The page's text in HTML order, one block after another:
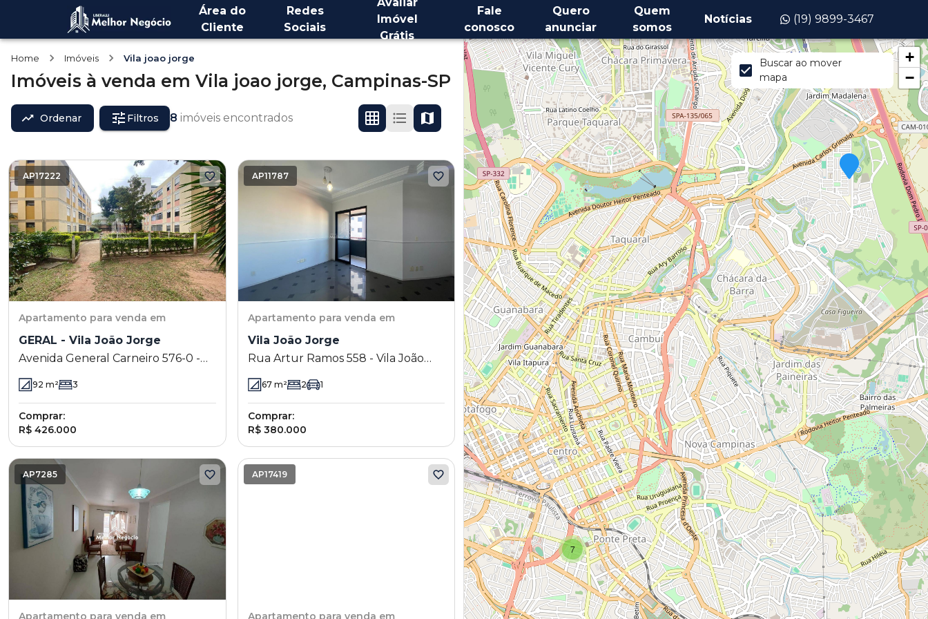
Área do
Cliente
Redes
Sociais
Imóvel
Grátis
Fale
conosco
Quero
anunciar
Quem
somos
Notícias (19) 9899-3467
Home Imóveis Vila joao jorge
Imóveis à venda em Vila joao jorge, Campinas-SP
Ordenar Filtros 8 imóveis encontrados
AP17222
Apartamento para venda em
GERAL - Vila João Jorge
Avenida General Carneiro 576-0 -
92 m² 3
Comprar:
R$ 426.000
AP11787
Apartamento para venda em
Vila João Jorge
Rua Artur Ramos 558 - Vila João
67m² 2 1
Comprar:
R$ 380.000
AP7285
Apartamento para venda em
AP17419
Apartamento para venda em
7
+
−
Buscar ao mover
mapa